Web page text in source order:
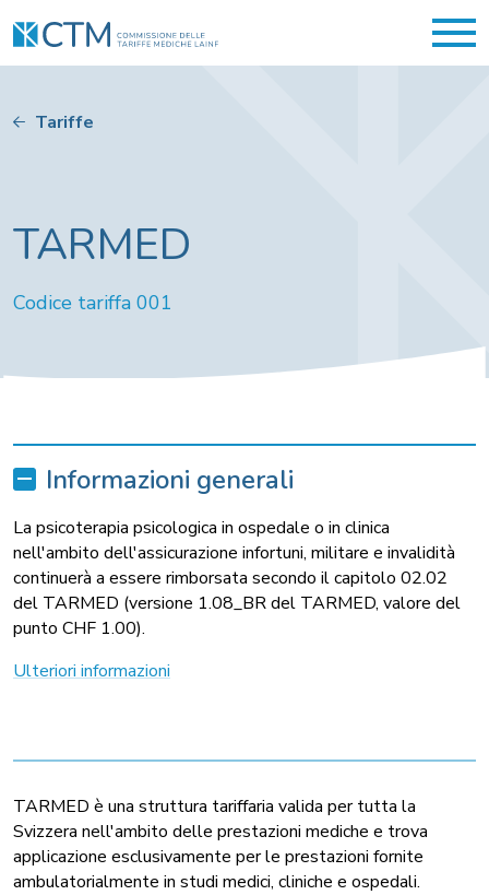
Tariffe
TARMED
Codice tariffa 001
Informazioni generali
La psicoterapia psicologica in ospedale o in clinica
nell'ambito dell'assicurazione infortuni, militare e invalidità
continuerà a essere rimborsata secondo il capitolo 02.02
del TARMED (versione 1.08_BR del TARMED, valore del
punto CHF 1.00).
Ulteriori informazioni
TARMED è una struttura tariffaria valida per tutta la
Svizzera nell'ambito delle prestazioni mediche e trova
applicazione esclusivamente per le prestazioni fornite
ambulatorialmente in studi medici, cliniche e ospedali.